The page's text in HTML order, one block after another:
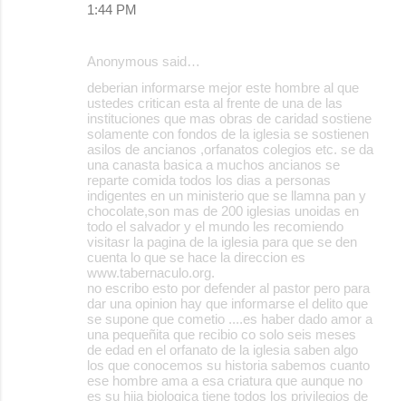
1:44 PM
Anonymous said…
deberian informarse mejor este hombre al que
ustedes critican esta al frente de una de las
instituciones que mas obras de caridad sostiene
solamente con fondos de la iglesia se sostienen
asilos de ancianos ,orfanatos colegios etc. se da
una canasta basica a muchos ancianos se
reparte comida todos los dias a personas
indigentes en un ministerio que se llamna pan y
chocolate,son mas de 200 iglesias unoidas en
todo el salvador y el mundo les recomiendo
visitasr la pagina de la iglesia para que se den
cuenta lo que se hace la direccion es
www.tabernaculo.org.
no escribo esto por defender al pastor pero para
dar una opinion hay que informarse el delito que
se supone que cometio ....es haber dado amor a
una pequeñita que recibio co solo seis meses
de edad en el orfanato de la iglesia saben algo
los que conocemos su historia sabemos cuanto
ese hombre ama a esa criatura que aunque no
es su hija biologica tiene todos los privilegios de